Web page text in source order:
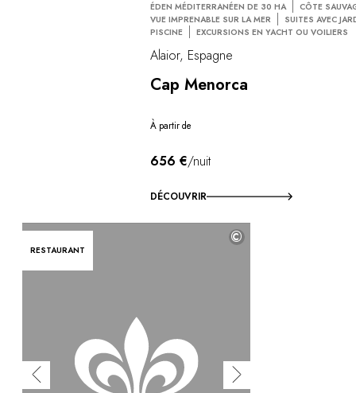
ÉDEN MÉDITERRANÉEN DE 30 HA
CÔTE
VUE IMPRENABLE SUR LA MER
SUITES AVEC
PISCINE
EXCURSIONS EN YACHT OU VOILIERS
Alaior, Espagne
Cap Menorca
À partir de
656 €/nuit
DÉCOUVRIR
RESTAURANT
©